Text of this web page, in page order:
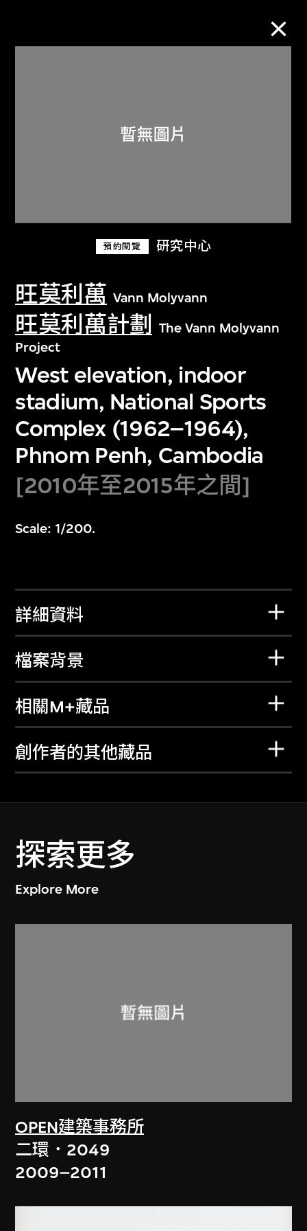
預約閱覽 研究中心
旺莫利萬 Vann Molyvann
旺莫利萬計劃
The Vann Molyvann
Project
West elevation, indoor
stadium, National Sports
Complex (1962–1964),
Phnom Penh, Cambodia
[2010年至2015年之間]
Scale: 1/200.
詳細資料
檔案背景
相關M+藏品
創作者的其他藏品
探索更多
Explore More
OPEN建築事務所
二環．2049
2009–2011
關於M+藏品
探索世界頂級的二十及二十一世紀視覺
文化藏品。